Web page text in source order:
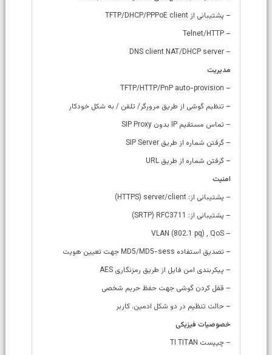
– پشتیبانی از TFTP/DHCP/PPPoE client
– Telnet/HTTP
– DNS client NAT/DHCP server
مدیریت
– TFTP/HTTP/PnP auto-provision
– تنظیم گوشی از طریق مرورگر/ تلفن / به شکل خودکار
– تماس مستقیم IP بدون SIP Proxy
– گرفتن شماره از طریق SIP Server
– گرفتن شماره از طریق URL
امنیت
– پشتیبانی از: HTTPS) server/client)
– پشتیبانی از: SRTP) RFC3711)
– VLAN (802.1 pq) , QoS
– تصدیق استفاده MD5/MD5-sess جهت تعیین هویت
– پیکربندی امن فایل از طریق رمزنگاری AES
– قفل کردن گوشی جهت حفظ حریم شخصی
– حالت تنظیم در دو شکل ادمین، کاربر
خصوصیات فیزیکی
– چیپست TI TITAN